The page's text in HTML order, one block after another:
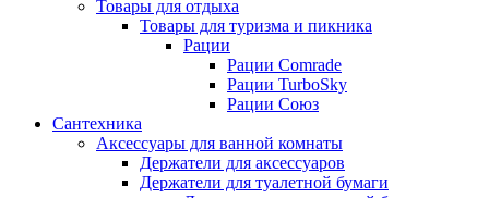
Товары для отдыха
Товары для туризма и пикника
Рации
Рации Comrade
Рации TurboSky
Рации Союз
Сантехника
Аксессуары для ванной комнаты
Держатели для аксессуаров
Держатели для туалетной бумаги